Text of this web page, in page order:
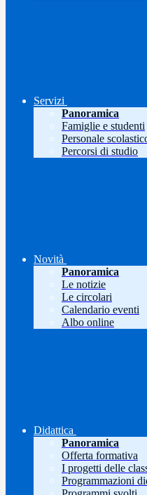
Servizi
Panoramica
Famiglie e studenti
Personale
Percorsi di studio
Novità
Panoramica
Le notizie
Le circolari
Calendario eventi
Albo online
Didattica
Panoramica
Offerta formativa
I progetti delle
Programmazioni